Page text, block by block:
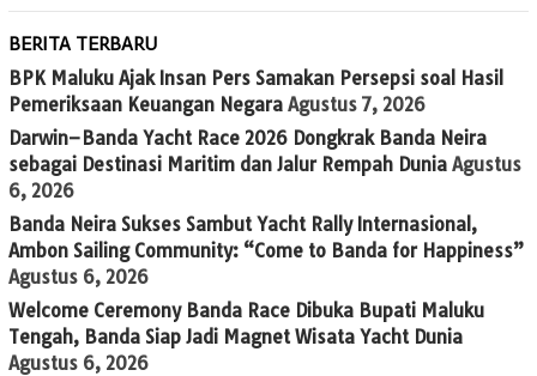
BERITA TERBARU
BPK Maluku Ajak Insan Pers Samakan Persepsi soal Hasil
Pemeriksaan Keuangan Negara Agustus 7, 2026
Darwin–Banda Yacht Race 2026 Dongkrak Banda Neira
sebagai Destinasi Maritim dan Jalur Rempah Dunia Agustus
6, 2026
Banda Neira Sukses Sambut Yacht Rally Internasional,
Ambon Sailing Community: “Come to Banda for Happiness”
Agustus 6, 2026
Welcome Ceremony Banda Race Dibuka Bupati Maluku
Tengah, Banda Siap Jadi Magnet Wisata Yacht Dunia
Agustus 6, 2026